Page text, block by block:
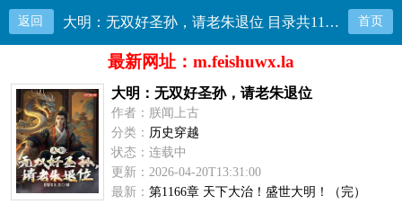
返回 大明：无双好圣孙，请老朱退位 目录共1166章 首页
最新网址：m.feishuwx.la
大明：无双好圣孙，请老朱退位
作者：朕闻上古
分类： 历史穿越
状态：连载中
更新：2026-04-20T13:31:00
最新：第1166章 天下大治！盛世大明！（完）